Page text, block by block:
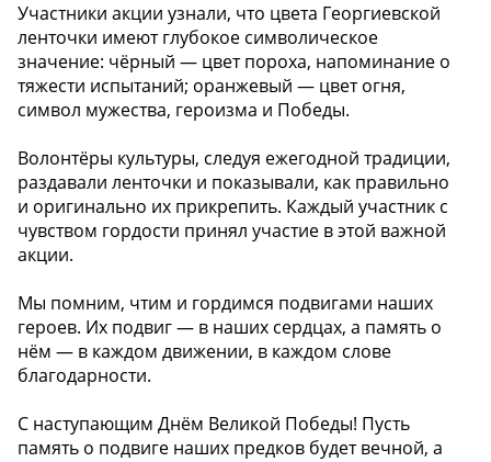
Участники акции узнали, что цвета Георгиевской
ленточки имеют глубокое символическое
значение: чёрный — цвет пороха, напоминание о
тяжести испытаний; оранжевый — цвет огня,
символ мужества, героизма и Победы.
Волонтёры культуры, следуя ежегодной традиции,
раздавали ленточки и показывали, как правильно
и оригинально их прикрепить. Каждый участник с
чувством гордости принял участие в этой важной
акции.
Мы помним, чтим и гордимся подвигами наших
героев. Их подвиг — в наших сердцах, а память о
нём — в каждом движении, в каждом слове
благодарности.
С наступающим Днём Великой Победы! Пусть
память о подвиге наших предков будет вечной, а